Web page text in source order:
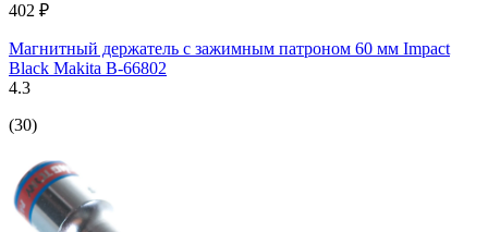
402 ₽
Магнитный держатель с зажимным патроном 60 мм Impact
Black Makita B-66802
4.3
(30)